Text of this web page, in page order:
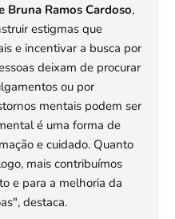
Bruna Ramos Cardoso,
estigmas que
e incentivar a busca por
deixam de procurar
ou por
mentais podem ser
é uma forma de
e cuidado. Quanto
mais contribuímos
e para a melhoria da
destaca.